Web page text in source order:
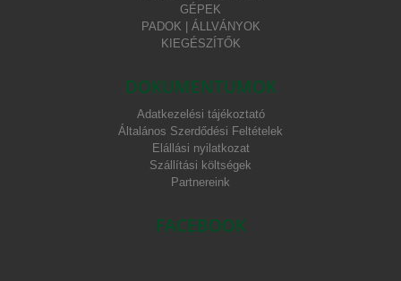
GÉPEK
PADOK | ÁLLVÁNYOK
KIEGÉSZÍTŐK
DOKUMENTUMOK
Adatkezelési tájékoztató
Általános Szerdődési Feltételek
Elállási nyilatkozat
Szállítási költségek
Partnereink
FACEBOOK